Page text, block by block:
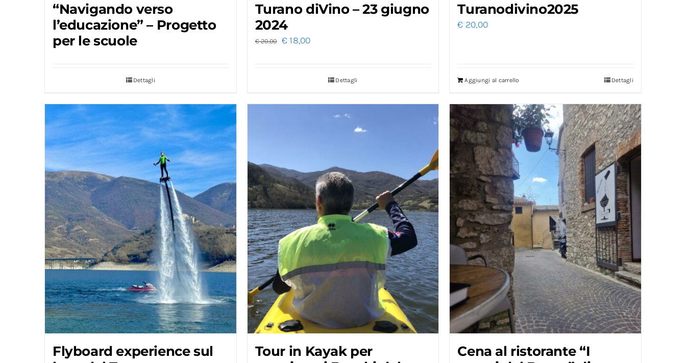
“Navigando verso
l’educazione” – Progetto
per le scuole
Dettagli
Turano diVino – 23 giugno
2024
€20,00 € 18,00
Dettagli
Turanodivino2025
€ 20,00
Aggiungi al carrello Dettagli
Flyboard experience sul
Tour in Kayak per
Cena al ristorante “I